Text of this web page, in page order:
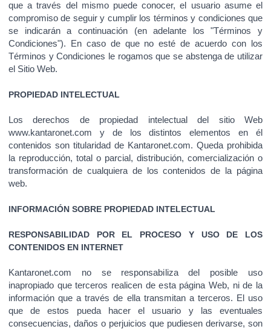
que a través del mismo puede conocer, el usuario asume el
compromiso de seguir y cumplir los términos y condiciones que
se indicarán a continuación (en adelante los "Términos y
Condiciones"). En caso de que no esté de acuerdo con los
Términos y Condiciones le rogamos que se abstenga de utilizar
el Sitio Web.
PROPIEDAD INTELECTUAL
Los derechos de propiedad intelectual del sitio Web
www.kantaronet.com y de los distintos elementos en él
contenidos son titularidad de Kantaronet.com. Queda prohibida
la reproducción, total o parcial, distribución, comercialización o
transformación de cualquiera de los contenidos de la página
web.
INFORMACIÓN SOBRE PROPIEDAD INTELECTUAL
RESPONSABILIDAD POR EL PROCESO Y USO DE LOS
CONTENIDOS EN INTERNET
Kantaronet.com no se responsabiliza del posible uso
inapropiado que terceros realicen de esta página Web, ni de la
información que a través de ella transmitan a terceros. El uso
que de estos pueda hacer el usuario y las eventuales
consecuencias, daños o perjuicios que pudiesen derivarse, son